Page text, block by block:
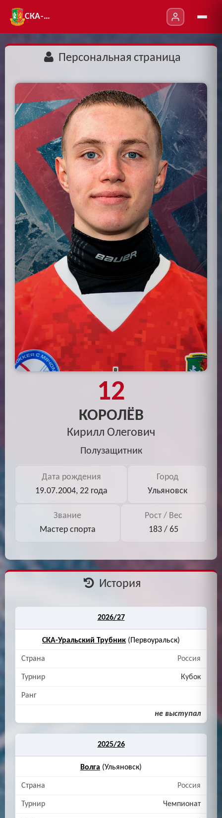
СКА-УТ
Персональная страница
12
КОРОЛЁВ
Кирилл Олегович
Полузащитник
Дата рождения
19.07.2004, 22 года
Город
Ульяновск
Звание
Мастер спорта
Рост / Вес
183 / 65
История
2026/27
СКА-Уральский Трубник (Первоуральск)
Россия
Кубок
не выступал
2025/26
Волга (Ульяновск)
Россия
Чемпионат